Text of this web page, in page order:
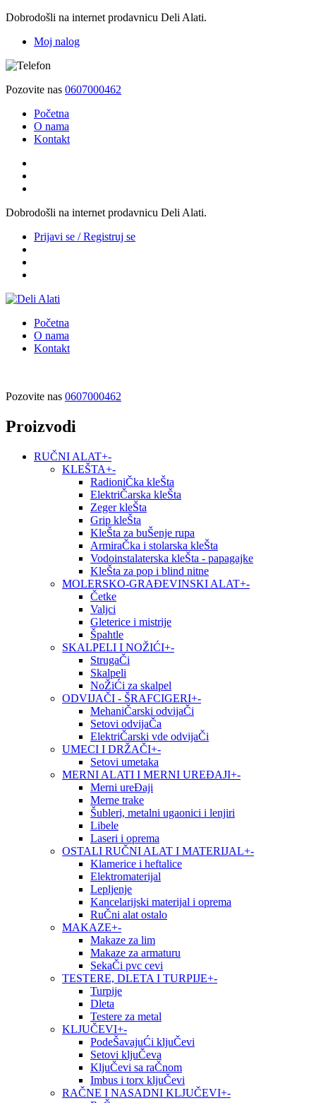
Dobrodošli na internet prodavnicu Deli Alati.
Moj nalog
Pozovite nas 0607000462
Početna
O nama
Kontakt
Dobrodošli na internet prodavnicu Deli Alati.
Prijavi se / Registruj se
Početna
O nama
Kontakt
Pozovite nas 0607000462
Proizvodi
RUČNI ALAT+-
KLEŠTA+-
RadioniČka kleŠta
ElektriČarska kleŠta
Zeger kleŠta
Grip kleŠta
KleŠta za buŠenje rupa
ArmiraČka i stolarska kleŠta
Vodoinstalaterska kleŠta - papagajke
KleŠta za pop i blind nitne
MOLERSKO-GRAĐEVINSKI ALAT+-
Četke
Valjci
Gleterice i mistrije
Špahtle
SKALPELI I NOŽIĆI+-
StrugaČi
Skalpeli
NoŽiĆi za skalpel
ODVIJAČI - ŠRAFCIGERI+-
MehaniČarski odvijaČi
Setovi odvijaČa
ElektriČarski vde odvijaČi
UMECI I DRŽAČI+-
Setovi umetaka
MERNI ALATI I MERNI UREĐAJI+-
Merni ureĐaji
Merne trake
Šubleri, metalni ugaonici i lenjiri
Libele
Laseri i oprema
OSTALI RUČNI ALAT I MATERIJAL+-
Klamerice i heftalice
Elektromaterijal
Lepljenje
Kancelarijski materijal i oprema
RuČni alat ostalo
MAKAZE+-
Makaze za lim
Makaze za armaturu
SekaČi pvc cevi
TESTERE, DLETA I TURPIJE+-
Turpije
Dleta
Testere za metal
KLJUČEVI+-
PodeŠavajuĆi kljuČevi
Setovi kljuČeva
KljuČevi sa raČnom
Imbus i torx kljuČevi
RAČNE I NASADNI KLJUČEVI+-